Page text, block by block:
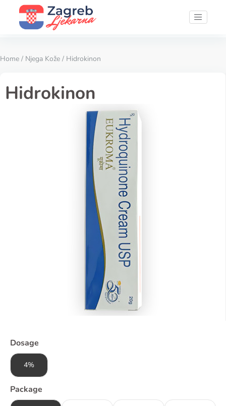
Home / Njega Kože / Hidrokinon
Hidrokinon
Dosage
4%
Package